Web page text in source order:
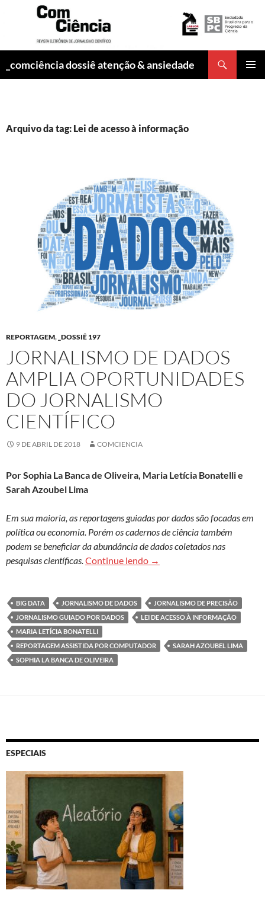
_comciência dossiê atenção & ansiedade
Arquivo da tag: Lei de acesso à informação
REPORTAGEM, _DOSSIÊ 197
JORNALISMO DE DADOS
AMPLIA OPORTUNIDADES
DO JORNALISMO
CIENTÍFICO
9 DE ABRIL DE 2018 COMCIENCIA
Por Sophia La Banca de Oliveira, Maria Letícia Bonatelli e
Sarah Azoubel Lima
Em sua maioria, as reportagens guiadas por dados são focadas em
política ou economia. Porém os cadernos de ciência também
podem se beneficiar da abundância de dados coletados nas
pesquisas científicas.Continue lendo Jornalismo de dados
→
BIG DATA JORNALISMO DE DADOS
JORNALISMO DE PRECISÃO
JORNALISMO GUIADO POR DADOS
LEI DE ACESSO À INFORMAÇÃO
MARIA LETÍCIA BONATELLI
REPORTAGEM ASSISTIDA POR COMPUTADOR
SARAH AZOUBEL LIMA
SOPHIA LA BANCA DE OLIVEIRA
ESPECIAIS